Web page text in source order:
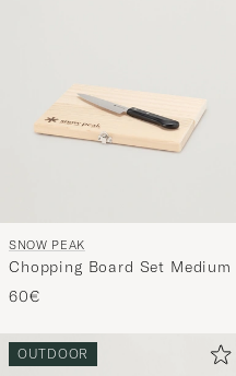
SNOW PEAK
Chopping Board Set Medium
60€
OUTDOOR